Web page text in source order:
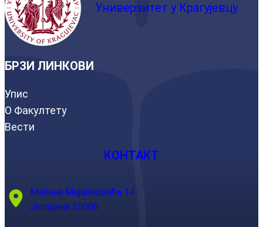
Универзитет у Крагујевцу
БРЗИ ЛИНКОВИ
Упис
О Факултету
Вести
КОНТАКТ
Милана Мијалковића 14
Јагодина 35000